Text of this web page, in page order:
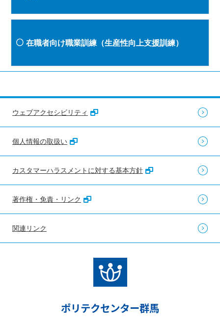
在職者向け職業訓練（生産性向上支援訓練）
ウェブアクセシビリティ
個人情報の取扱い
カスタマーハラスメントに対する基本方針
著作権・免責・リンク
関連リンク
ポリテクセンター群馬